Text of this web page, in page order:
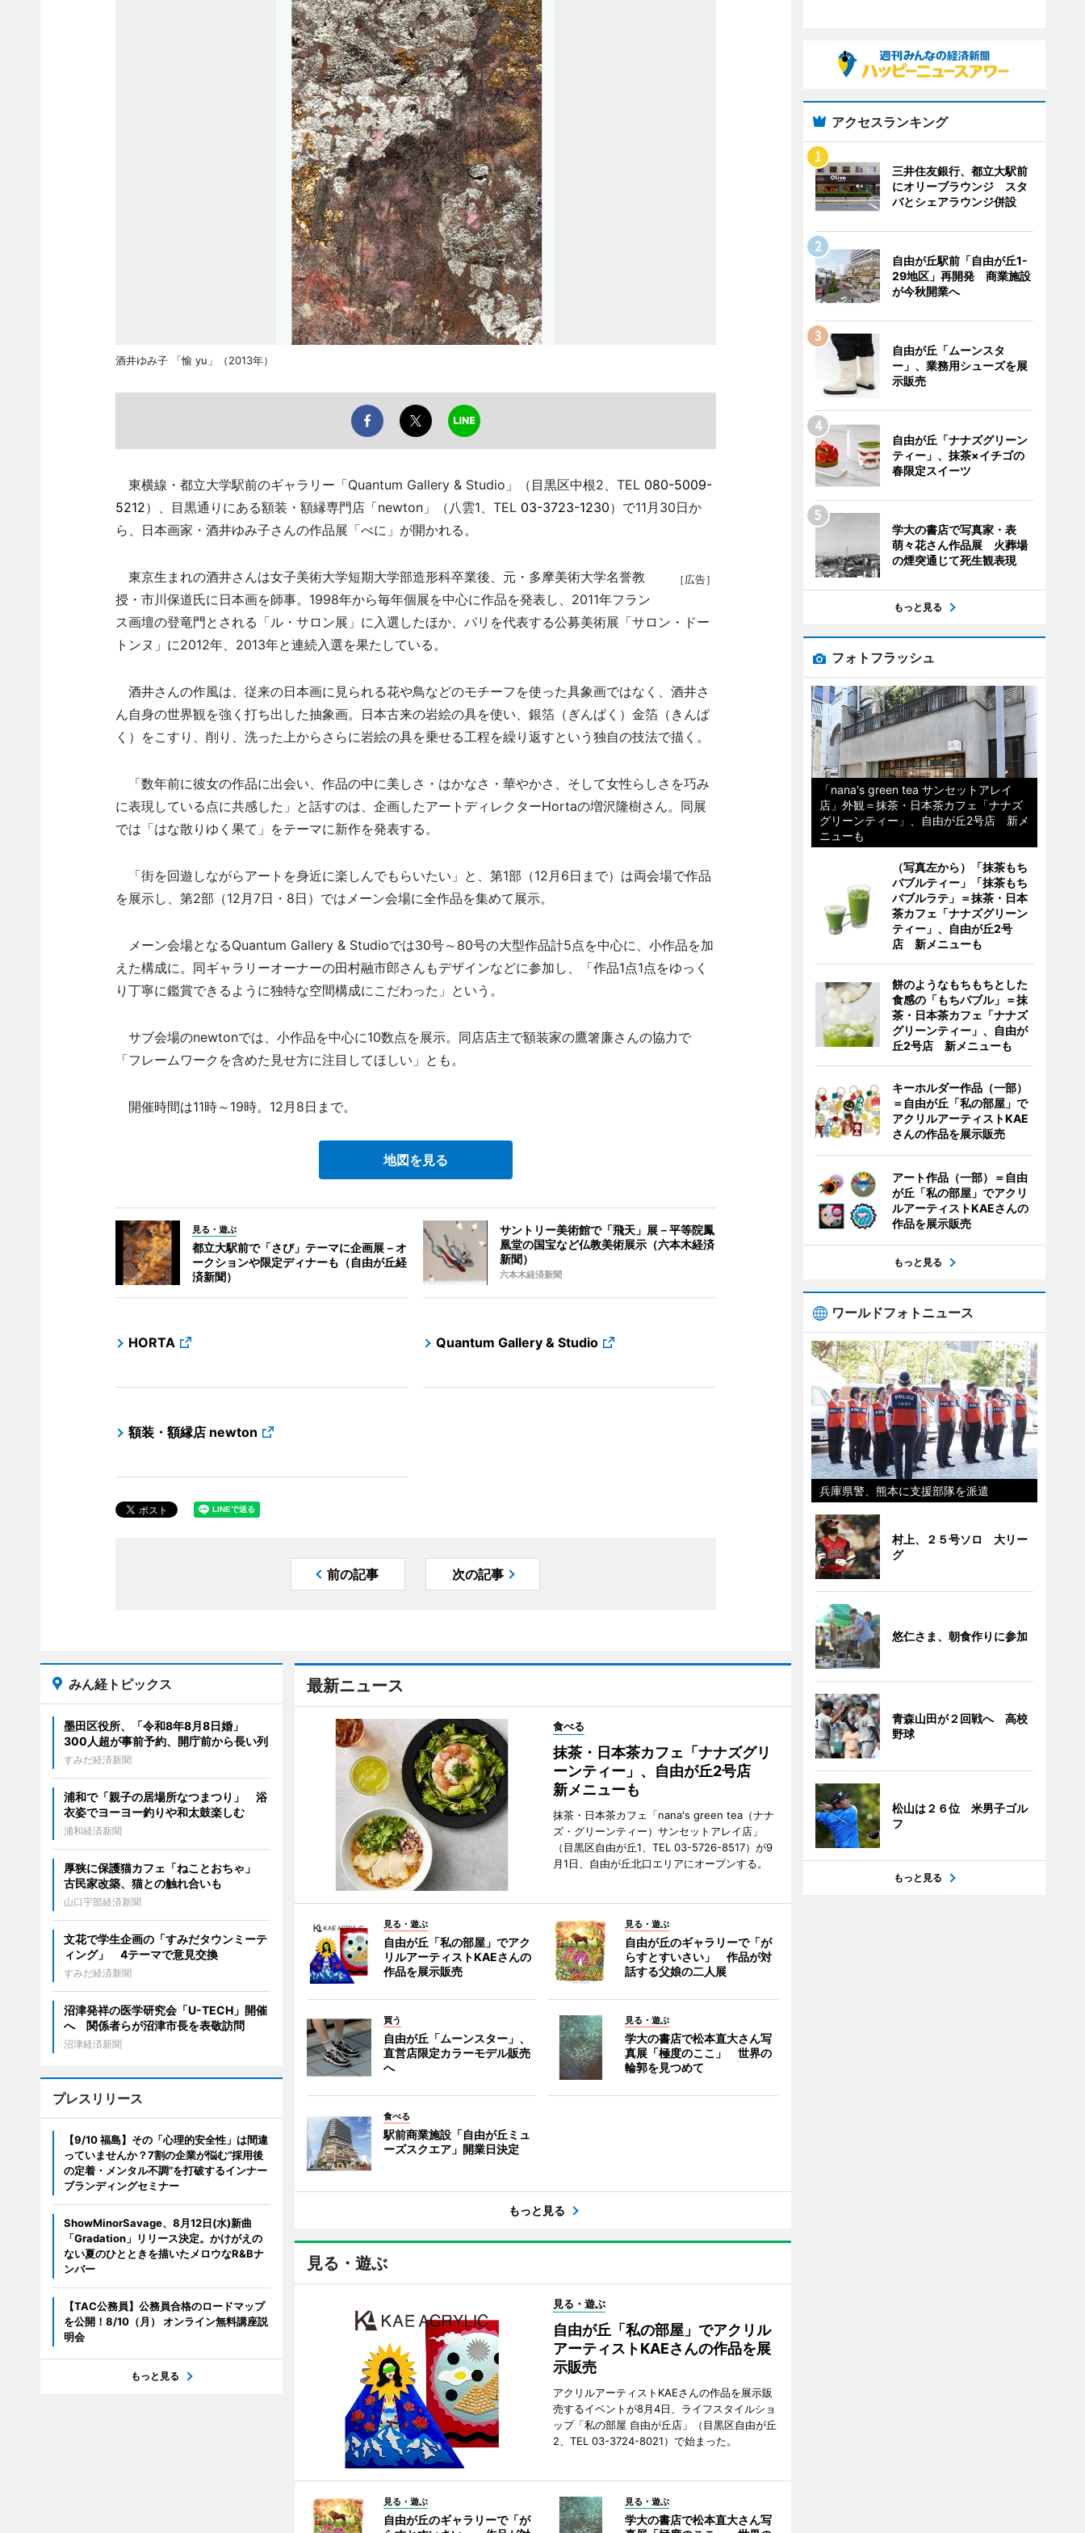
酒井ゆみ子 「愉 yu」（2013年）
東横線・都立大学駅前のギャラリー「Quantum Gallery & Studio」（目黒区中根2、TEL 080-5009-
5212）、目黒通りにある額装・額縁専門店「newton」（八雲1、TEL 03-3723-1230）で11月30日か
ら、日本画家・酒井ゆみ子さんの作品展「べに」が開かれる。
［広告］
東京生まれの酒井さんは女子美術大学短期大学部造形科卒業後、元・多摩美術大学名誉教
授・市川保道氏に日本画を師事。1998年から毎年個展を中心に作品を発表し、2011年フラン
ス画壇の登竜門とされる「ル・サロン展」に入選したほか、パリを代表する公募美術展「サロン・ドー
トンヌ」に2012年、2013年と連続入選を果たしている。
酒井さんの作風は、従来の日本画に見られる花や鳥などのモチーフを使った具象画ではなく、酒井さ
ん自身の世界観を強く打ち出した抽象画。日本古来の岩絵の具を使い、銀箔（ぎんぱく）金箔（きんぱ
く）をこすり、削り、洗った上からさらに岩絵の具を乗せる工程を繰り返すという独自の技法で描く。
「数年前に彼女の作品に出会い、作品の中に美しさ・はかなさ・華やかさ、そして女性らしさを巧み
に表現している点に共感した」と話すのは、企画したアートディレクターHortaの増沢隆樹さん。同展
では「はな散りゆく果て」をテーマに新作を発表する。
「街を回遊しながらアートを身近に楽しんでもらいたい」と、第1部（12月6日まで）は両会場で作品
を展示し、第2部（12月7日・8日）ではメーン会場に全作品を集めて展示。
メーン会場となるQuantum Gallery & Studioでは30号～80号の大型作品計5点を中心に、小作品を加
えた構成に。同ギャラリーオーナーの田村融市郎さんもデザインなどに参加し、「作品1点1点をゆっく
り丁寧に鑑賞できるように独特な空間構成にこだわった」という。
サブ会場のnewtonでは、小作品を中心に10数点を展示。同店店主で額装家の鷹箸廉さんの協力で
「フレームワークを含めた見せ方に注目してほしい」とも。
開催時間は11時～19時。12月8日まで。
地図を見る
見る・遊ぶ
都立大駅前で「さび」テーマに企画展－オ
ークションや限定ディナーも（自由が丘経
済新聞）
サントリー美術館で「飛天」展－平等院鳳
凰堂の国宝など仏教美術展示（六本木経済
新聞）
六本木経済新聞
HORTA Quantum Gallery & Studio
額装・額縁店 newton
前の記事 次の記事
最新ニュース
食べる
抹茶・日本茶カフェ「ナナズグリ
ーンティー」、自由が丘2号店
新メニューも
抹茶・日本茶カフェ「nana's green tea（ナナ
ズ・グリーンティー）サンセットアレイ店」
（目黒区自由が丘1、TEL 03-5726-8517）が9
月1日、自由が丘北口エリアにオープンする。
見る・遊ぶ
自由が丘「私の部屋」でアク
リルアーティストKAEさんの
作品を展示販売
見る・遊ぶ
自由が丘のギャラリーで「が
らすとすいさい」 作品が対
話する父娘の二人展
買う
自由が丘「ムーンスター」、
直営店限定カラーモデル販売
へ
見る・遊ぶ
学大の書店で松本直大さん写
真展「極度のここ」 世界の
輪郭を見つめて
食べる
駅前商業施設「自由が丘ミュ
ーズスクエア」開業日決定
もっと見る
見る・遊ぶ
見る・遊ぶ
自由が丘「私の部屋」でアクリル
アーティストKAEさんの作品を展
示販売
アクリルアーティストKAEさんの作品を展示販
売するイベントが8月4日、ライフスタイルショ
ップ「私の部屋 自由が丘店」（目黒区自由が丘
2、TEL 03-3724-8021）で始まった。
見る・遊ぶ
自由が丘のギャラリーで「が
見る・遊ぶ
学大の書店で松本直大さん写
みん経トピックス
墨田区役所、「令和8年8月8日婚」
300人超が事前予約、開庁前から長い列
すみだ経済新聞
浦和で「親子の居場所なつまつり」 浴
衣姿でヨーヨー釣りや和太鼓楽しむ
浦和経済新聞
厚狭に保護猫カフェ「ねことおちゃ」
古民家改築、猫との触れ合いも
山口宇部経済新聞
文花で学生企画の「すみだタウンミーテ
ィング」 4テーマで意見交換
すみだ経済新聞
沼津発祥の医学研究会「U-TECH」開催
へ 関係者らが沼津市長を表敬訪問
沼津経済新聞
プレスリリース
【9/10 福島】その「心理的安全性」は間違
っていませんか？7割の企業が悩む“採用後
の定着・メンタル不調”を打破するインナー
ブランディングセミナー
ShowMinorSavage、8月12日(水)新曲
「Gradation」リリース決定。かけがえの
ない夏のひとときを描いたメロウなR&Bナ
ンバー
【TAC公務員】公務員合格のロードマップ
を公開！8/10（月） オンライン無料講座説
明会
もっと見る
アクセスランキング
三井住友銀行、都立大駅前
にオリーブラウンジ スタ
バとシェアラウンジ併設
自由が丘駅前「自由が丘1-
29地区」再開発 商業施設
が今秋開業へ
自由が丘「ムーンスタ
ー」、業務用シューズを展
示販売
自由が丘「ナナズグリーン
ティー」、抹茶×イチゴの
春限定スイーツ
学大の書店で写真家・表
萌々花さん作品展 火葬場
の煙突通じて死生観表現
もっと見る
フォトフラッシュ
「nana's green tea サンセットアレイ
店」外観＝抹茶・日本茶カフェ「ナナズ
グリーンティー」、自由が丘2号店 新メ
ニューも
（写真左から）「抹茶もち
バブルティー」「抹茶もち
バブルラテ」＝抹茶・日本
茶カフェ「ナナズグリーン
ティー」、自由が丘2号
店 新メニューも
餅のようなもちもちとした
食感の「もちバブル」＝抹
茶・日本茶カフェ「ナナズ
グリーンティー」、自由が
丘2号店 新メニューも
キーホルダー作品（一部）
＝自由が丘「私の部屋」で
アクリルアーティストKAE
さんの作品を展示販売
アート作品（一部）＝自由
が丘「私の部屋」でアクリ
ルアーティストKAEさんの
作品を展示販売
もっと見る
ワールドフォトニュース
兵庫県警、熊本に支援部隊を派遣
村上、２５号ソロ 大リー
グ
悠仁さま、朝食作りに参加
青森山田が２回戦へ 高校
野球
松山は２６位 米男子ゴル
フ
もっと見る